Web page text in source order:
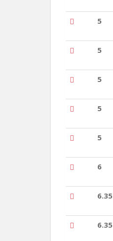
5
5
5
5
5
6
6.35
6.35